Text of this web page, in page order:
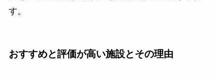
す。
おすすめと評価が高い施設とその理由